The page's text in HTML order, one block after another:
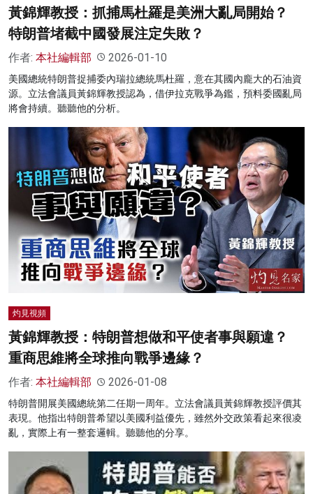
黃錦輝教授：抓捕馬杜羅是美洲大亂局開始？
特朗普堵截中國發展注定失敗？
作者: 本社編輯部 2026-01-10
美國總統特朗普捉捕委內瑞拉總統馬杜羅，意在其國內龐大的石油資
源。立法會議員黃錦輝教授認為，借伊拉克戰爭為鑑，預料委國亂局
將會持續。聽聽他的分析。
灼見視頻
黃錦輝教授：特朗普想做和平使者事與願違？
重商思維將全球推向戰爭邊緣？
作者: 本社編輯部 2026-01-08
特朗普開展美國總統第二任期一周年。立法會議員黃錦輝教授評價其
表現。他指出特朗普希望以美國利益優先，雖然外交政策看起來很凌
亂，實際上有一整套邏輯。聽聽他的分享。